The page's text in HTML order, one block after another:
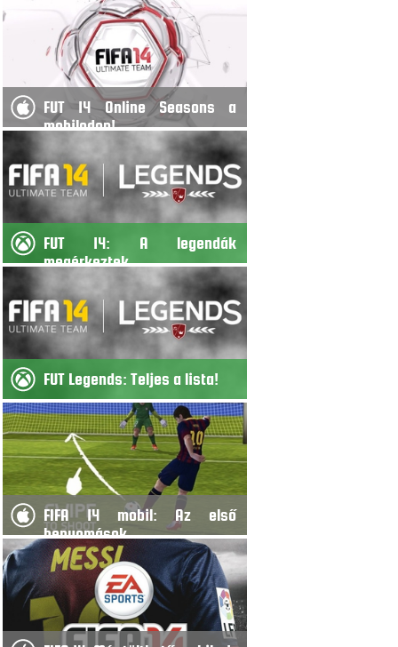
FUT 14 Online Seasons a
mobilodon!
FUT 14: A legendák
megérkeztek
FUT Legends: Teljes a lista!
FIFA 14 mobil: Az első
benyomások